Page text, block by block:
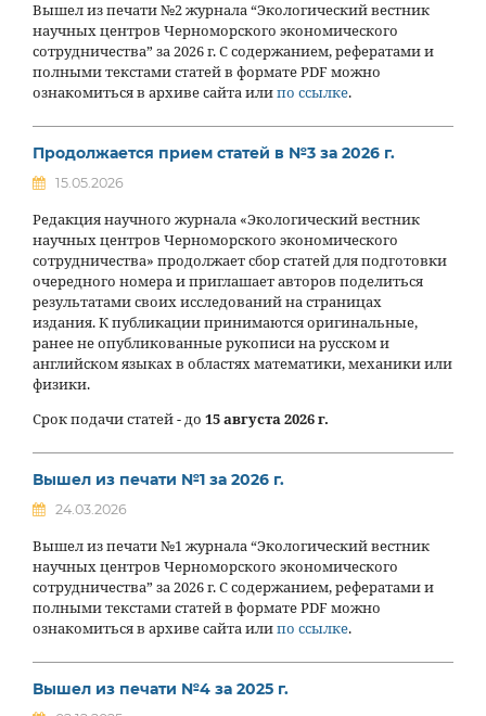
Вышел из печати №2 журнала “Экологический вестник
научных центров Черноморского экономического
сотрудничества” за 2026 г. С содержанием, рефератами и
полными текстами статей в формате PDF можно
ознакомиться в архиве сайта илипо ссылке.
Продолжается прием статей в №3 за 2026 г.
15.05.2026
Редакция научного журнала «Экологический вестник
научных центров Черноморского экономического
сотрудничества» продолжает сбор статей для подготовки
очередного номера и приглашает авторов поделиться
результатами своих исследований на страницах
издания. К публикации принимаются оригинальные,
ранее не опубликованные рукописи на русском и
английском языках в областях математики, механики или
физики.
Срок подачи статей - до 15 августа 2026 г.
Вышел из печати №1 за 2026 г.
24.03.2026
Вышел из печати №1 журнала “Экологический вестник
научных центров Черноморского экономического
сотрудничества” за 2026 г. С содержанием, рефератами и
полными текстами статей в формате PDF можно
ознакомиться в архиве сайта илипо ссылке.
Вышел из печати №4 за 2025 г.